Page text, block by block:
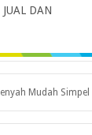
DAN
Mudah Simpel